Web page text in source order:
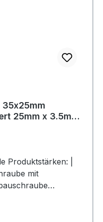
35x25mm
Produktstärken: |
mit